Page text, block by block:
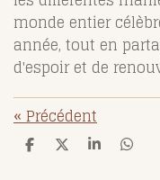
monde entier
année, tout en
d'espoir et de
«Précédent
P P P P